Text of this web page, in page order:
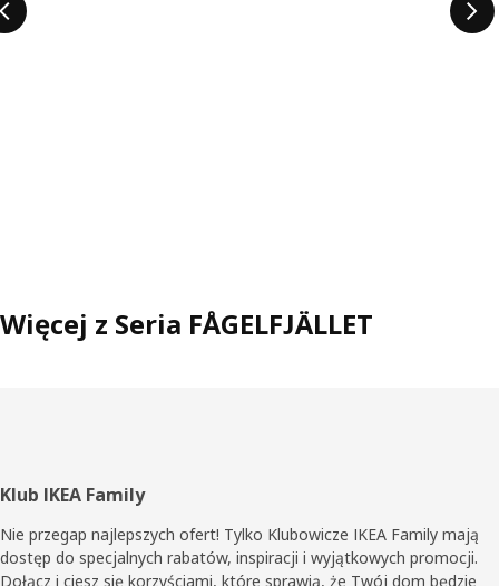
Więcej z Seria FÅGELFJÄLLET
Stopka
Klub IKEA Family
Nie przegap najlepszych ofert! Tylko Klubowicze IKEA Family mają
dostęp do specjalnych rabatów, inspiracji i wyjątkowych promocji.
Dołącz i ciesz się korzyściami, które sprawią, że Twój dom będzie